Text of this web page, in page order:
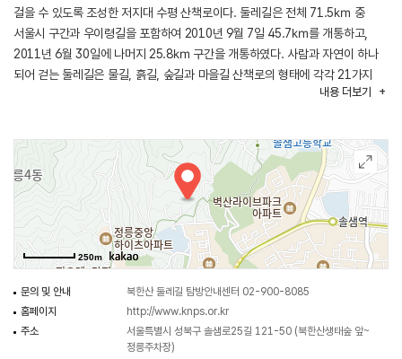
걸을 수 있도록 조성한 저지대 수평 산책로이다. 둘레길은 전체 71.5㎞ 중
서울시 구간과 우이령길을 포함하여 2010년 9월 7일 45.7㎞를 개통하고,
2011년 6월 30일에 나머지 25.8㎞ 구간을 개통하였다. 사람과 자연이 하나
되어 걷는 둘레길은 물길, 흙길, 숲길과 마을길 산책로의 형태에 각각 21가지
테마를 구성한 길이다. 누구나 쉽게 이용할 수 있는 둘레길을 우리의 소중한
21가지 테마 중 4구간인 솔샘길은 예부터 소나무가 무성하고 맑은 샘이 있어
솔샘이라 불린 곳이다. 이 구간을 지나가는 동안에는 거쳐가는 북한산생태숲은
성북구의 대표적인 도시공원으로 작은 꽃길을 따라 야생화단지가 잘 조성되어
있는 것으로 유명하다. 거리는 총 2.1㎞이며, 약 1시간이 소요된다.
내용 더보기
250m
문의 및 안내
북한산 둘레길 탐방안내센터 02-900-8085
홈페이지
http://www.knps.or.kr
주소
서울특별시 성북구 솔샘로25길 121-50 (북한산생태숲 앞~
정릉주차장)